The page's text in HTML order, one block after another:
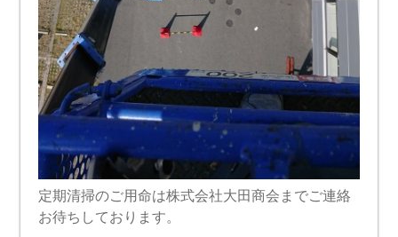
定期清掃のご用命は株式会社大田商会までご連絡
お待ちしております。